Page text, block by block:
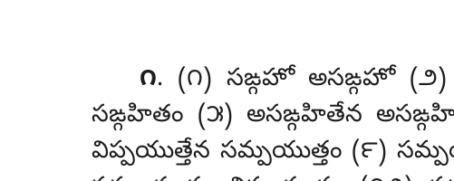
౧. (౧) సఙ్గహో అసఙ్గహో (౨)
సఙ్గహితం (౫) అసఙ్గహితేన
విప్పయుత్తేన సమ్పయుత్తం (౯)